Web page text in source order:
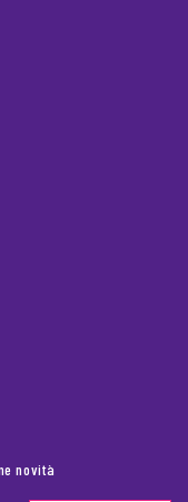
novità